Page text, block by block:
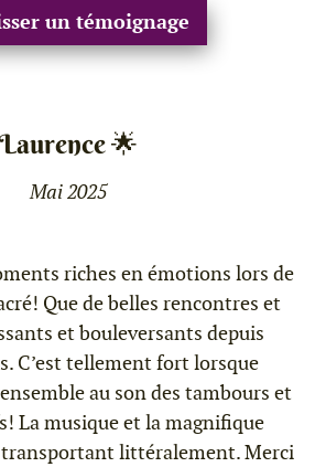
un témoignage
Laurence 🌟
Mai 2025
riches en émotions lors de
Que de belles rencontres et
et bouleversants depuis
C’est tellement fort lorsque
au son des tambours et
La musique et la magnifique
littéralement. Merci